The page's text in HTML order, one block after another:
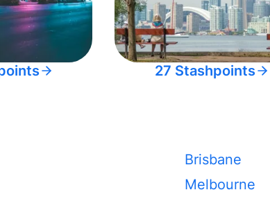
27 Stashpoints
Brisbane
Melbourne